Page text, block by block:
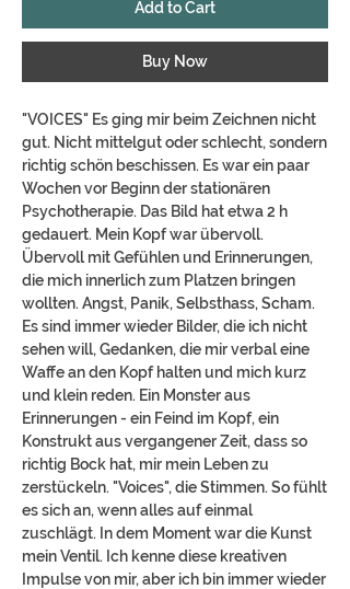
Add to Cart
Buy Now
"VOICES" Es ging mir beim Zeichnen nicht
gut. Nicht mittelgut oder schlecht, sondern
richtig schön beschissen. Es war ein paar
Wochen vor Beginn der stationären
Psychotherapie. Das Bild hat etwa 2 h
gedauert. Mein Kopf war übervoll.
Übervoll mit Gefühlen und Erinnerungen,
die mich innerlich zum Platzen bringen
wollten. Angst, Panik, Selbsthass, Scham.
Es sind immer wieder Bilder, die ich nicht
sehen will, Gedanken, die mir verbal eine
Waffe an den Kopf halten und mich kurz
und klein reden. Ein Monster aus
Erinnerungen - ein Feind im Kopf, ein
Konstrukt aus vergangener Zeit, dass so
richtig Bock hat, mir mein Leben zu
zerstückeln. "Voices", die Stimmen. So fühlt
es sich an, wenn alles auf einmal
zuschlägt. In dem Moment war die Kunst
mein Ventil. Ich kenne diese kreativen
Impulse von mir, aber ich bin immer wieder